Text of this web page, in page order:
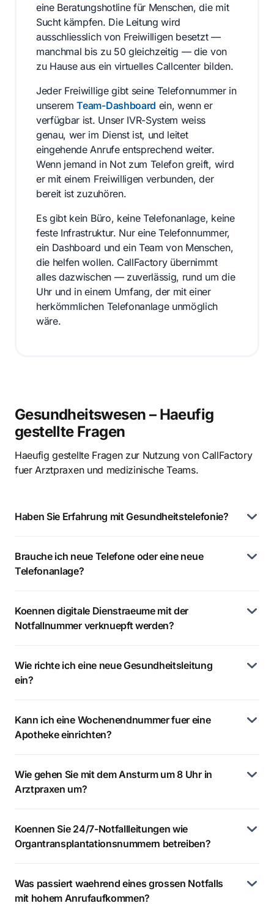
eine Beratungshotline für Menschen, die mit
Sucht kämpfen. Die Leitung wird
ausschliesslich von Freiwilligen besetzt —
manchmal bis zu 50 gleichzeitig — die von
zu Hause aus ein virtuelles Callcenter bilden.
Jeder Freiwillige gibt seine Telefonnummer in
unseremTeam-Dashboard ein, wenn er
verfügbar ist. Unser IVR-System weiss
genau, wer im Dienst ist, und leitet
eingehende Anrufe entsprechend weiter.
Wenn jemand in Not zum Telefon greift, wird
er mit einem Freiwilligen verbunden, der
bereit ist zuzuhören.
Es gibt kein Büro, keine Telefonanlage, keine
feste Infrastruktur. Nur eine Telefonnummer,
ein Dashboard und ein Team von Menschen,
die helfen wollen. CallFactory übernimmt
alles dazwischen — zuverlässig, rund um die
Uhr und in einem Umfang, der mit einer
herkömmlichen Telefonanlage unmöglich
wäre.
Gesundheitswesen – Haeufig
gestellte Fragen
Haeufig gestellte Fragen zur Nutzung von CallFactory
fuer Arztpraxen und medizinische Teams.
Haben Sie Erfahrung mit Gesundheitstelefonie?
Brauche ich neue Telefone oder eine neue
Telefonanlage?
Koennen digitale Dienstraeume mit der
Notfallnummer verknuepft werden?
Wie richte ich eine neue Gesundheitsleitung
ein?
Kann ich eine Wochenendnummer fuer eine
Apotheke einrichten?
Wie gehen Sie mit dem Ansturm um 8 Uhr in
Arztpraxen um?
Koennen Sie 24/7-Notfallleitungen wie
Organtransplantationsnummern betreiben?
Was passiert waehrend eines grossen Notfalls
mit hohem Anrufaufkommen?